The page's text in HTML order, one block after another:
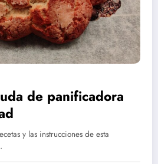
de panificadora
y las instrucciones de esta